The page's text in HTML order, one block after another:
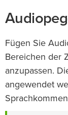
Fügen Sie
Bereichen der
anzupassen.
angewendet